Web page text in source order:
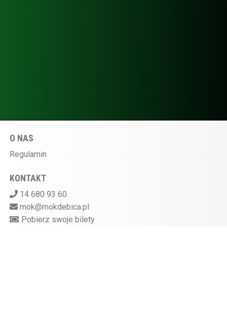
O NAS
Regulamin
KONTAKT
14 680 93 60
mok@mokdebica.pl
Pobierz swoje bilety